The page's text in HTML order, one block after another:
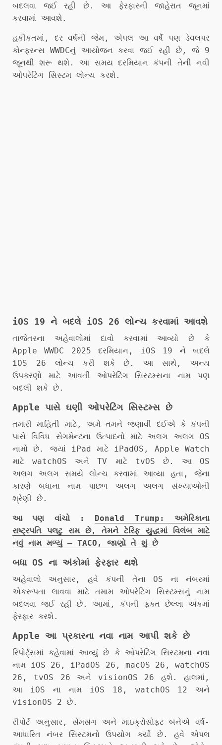
બદલવા જઈ રહી છે. આ ફેરફારની જાહેરાત જૂનમાં
કરવામાં આવશે.
હકીકતમાં, દર વર્ષની જેમ, એપલ આ વર્ષે પણ ડેવલપર
કોન્ફરન્સ WWDCનું આયોજન કરવા જઈ રહી છે, જે 9
જૂનથી શરૂ થશે. આ સમય દરમિયાન કંપની તેની નવી
ઓપરેટિંગ સિસ્ટમ લોન્ચ કરશે.
iOS 19 ને બદલે iOS 26 લોન્ચ કરવામાં આવશે
તાજેતરના અહેવાલોમાં દાવો કરવામાં આવ્યો છે કે
Apple WWDC 2025 દરમિયાન, iOS 19 ને બદલે
iOS 26 લોન્ચ કરી શકે છે. આ સાથે, અન્ય
ઉપકરણો માટે આવતી ઓપરેટિંગ સિસ્ટમ્સના નામ પણ
બદલી શકે છે.
Apple પાસે ઘણી ઓપરેટિંગ સિસ્ટમ્સ છે
તમારી માહિતી માટે, અમે તમને જણાવી દઈએ કે કંપની
પાસે વિવિધ સેગમેન્ટના ઉત્પાદનો માટે અલગ અલગ OS
નામો છે. જ્યાં iPad માટે iPadOS, Apple Watch
માટે watchOS અને TV માટે tvOS છે. આ OS
અલગ અલગ સમયે લોન્ચ કરવામાં આવ્યા હતા, જેના
કારણે બધાના નામ પાછળ અલગ અલગ સંખ્યાઓની
શ્રેણી છે.
આ પણ વાંચો : Donald Trump: અમેરિકાના
રાષ્ટ્રપતિ પલટુ રામ છે, તેમને ટેરિફ યુદ્ધમાં વિલંબ માટે
નવું નામ મળ્યું – TACO, જાણો તે શું છે
બધા OS ના અંકોમાં ફેરફાર થશે
અહેવાલો અનુસાર, હવે કંપની તેના OS ના નંબરમાં
એકરૂપતા લાવવા માટે તમામ ઓપરેટિંગ સિસ્ટમ્સનું નામ
બદલવા જઈ રહી છે. આમાં, કંપની ફક્ત છેલ્લા અંકમાં
ફેરફાર કરશે.
Apple આ પ્રકારના નવા નામ આપી શકે છે
રિપોર્ટ્સમાં કહેવામાં આવ્યું છે કે ઓપરેટિંગ સિસ્ટમના નવા
નામ iOS 26, iPadOS 26, macOS 26, watchOS
26, tvOS 26 અને visionOS 26 હશે. હાલમાં,
આ iOS ના નામ iOS 18, watchOS 12 અને
visionOS 2 છે.
રીપોર્ટ અનુસાર, સેમસંગ અને માઇક્રોસોફ્ટ બંનેએ વર્ષ-
આધારિત નંબર સિસ્ટમનો ઉપયોગ કર્યો છે. હવે એપલ